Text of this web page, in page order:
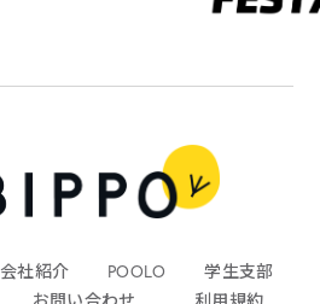
会社紹介 POOLO
学生支部